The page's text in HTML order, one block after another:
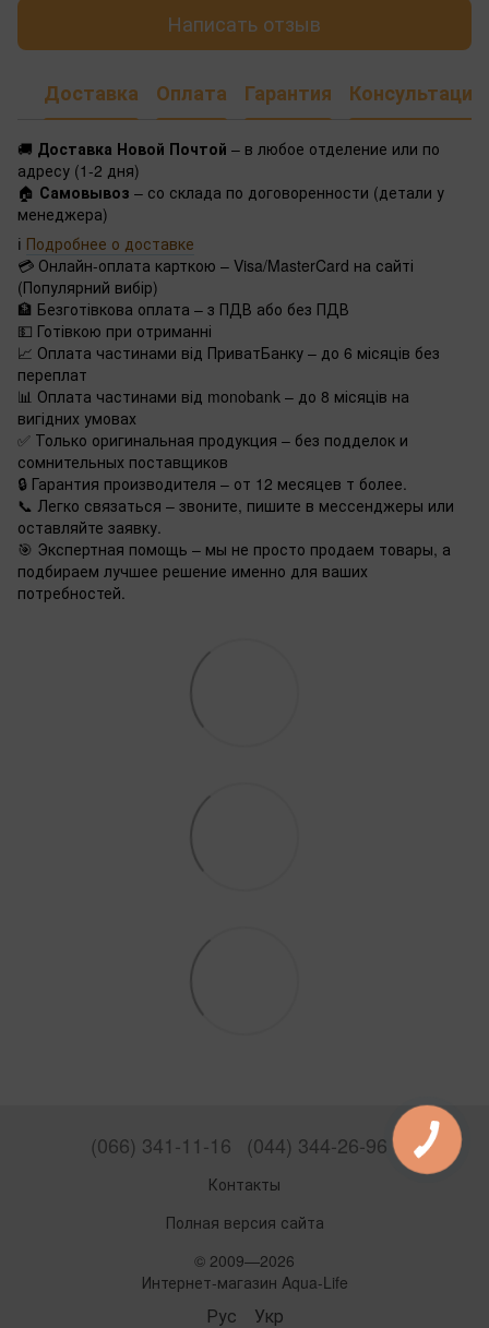
Написать отзыв
Доставка Оплата Гарантия Консультация
🚚 Доставка Новой Почтой – в любое отделение или по
адресу (1-2 дня)
🏠 Самовывоз – со склада по договоренности (детали у
менеджера)
ℹ️ Подробнее о доставке
💳 Онлайн-оплата карткою – Visa/MasterCard на сайті
(Популярний вибір)
🏦 Безготівкова оплата – з ПДВ або без ПДВ
💵 Готівкою при отриманні
📈 Оплата частинами від ПриватБанку – до 6 місяців без
переплат
📊 Оплата частинами від monobank – до 8 місяців на
вигідних умовах
✅ Только оригинальная продукция – без подделок и
сомнительных поставщиков
🔒 Гарантия производителя – от 12 месяцев т более.
📞 Легко связаться – звоните, пишите в мессенджеры или
оставляйте заявку.
🎯 Экспертная помощь – мы не просто продаем товары, а
подбираем лучшее решение именно для ваших
потребностей.
(066) 341-11-16 (044) 344-26-96
Контакты
Полная версия сайта
© 2009—2026
Интернет-магазин Aqua-Life
Рус Укр